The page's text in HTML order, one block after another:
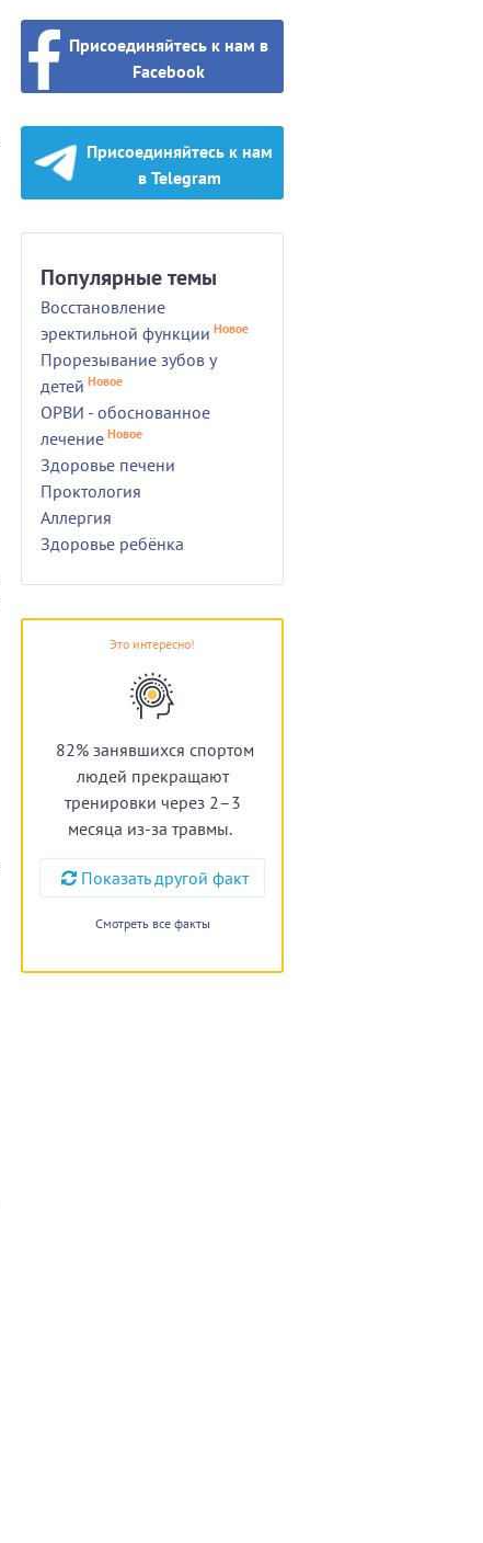
Присоединяйтесь к нам в
Facebook
Присоединяйтесь к нам
в Telegram
Популярные темы
Восстановление
эректильной функции Новое
Прорезывание зубов у
детей Новое
ОРВИ - обоснованное
лечение Новое
Здоровье печени
Проктология
Аллергия
Здоровье ребёнка
Это интересно!
82% занявшихся спортом
людей прекращают
тренировки через 2–3
месяца из-за травмы.
Показать другой факт
Смотреть все факты